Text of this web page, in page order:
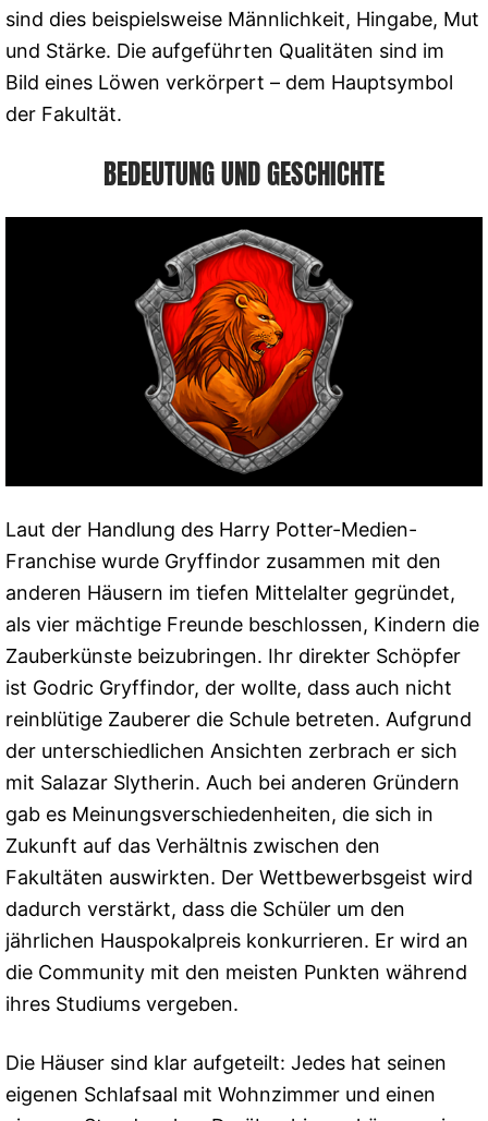
sind dies beispielsweise Männlichkeit, Hingabe, Mut
und Stärke. Die aufgeführten Qualitäten sind im
Bild eines Löwen verkörpert – dem Hauptsymbol
der Fakultät.
BEDEUTUNG UND GESCHICHTE
Laut der Handlung des Harry Potter-Medien-
Franchise wurde Gryffindor zusammen mit den
anderen Häusern im tiefen Mittelalter gegründet,
als vier mächtige Freunde beschlossen, Kindern die
Zauberkünste beizubringen. Ihr direkter Schöpfer
ist Godric Gryffindor, der wollte, dass auch nicht
reinblütige Zauberer die Schule betreten. Aufgrund
der unterschiedlichen Ansichten zerbrach er sich
mit Salazar Slytherin. Auch bei anderen Gründern
gab es Meinungsverschiedenheiten, die sich in
Zukunft auf das Verhältnis zwischen den
Fakultäten auswirkten. Der Wettbewerbsgeist wird
dadurch verstärkt, dass die Schüler um den
jährlichen Hauspokalpreis konkurrieren. Er wird an
die Community mit den meisten Punkten während
ihres Studiums vergeben.
Die Häuser sind klar aufgeteilt: Jedes hat seinen
eigenen Schlafsaal mit Wohnzimmer und einen